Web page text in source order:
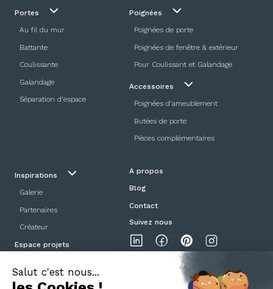
Portes
Au fil du mur
Battante
Coulissante
Galandage
Séparation d’espace
Poignées
Poignées de porte
Poignées de fenêtre & extérieur
Pour Coulissant et Galandage
Accessoires
Poignées d'ameublement
Butées de porte
Pièces complémentaires
Inspirations
Galerie
Partenaires
Créateur
Espace projets
A propos
Blog
Contact
Suivez nous